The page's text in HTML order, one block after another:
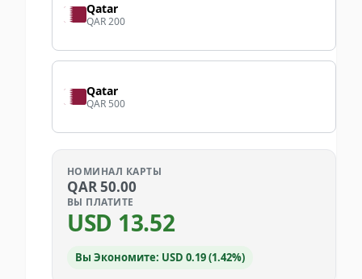
Qatar
QAR 200
Qatar
QAR 500
НОМИНАЛ КАРТЫ
QAR50.00
ВЫ ПЛАТИТЕ
USD 13.52
Вы Экономите: USD 0.19 (1.42%)